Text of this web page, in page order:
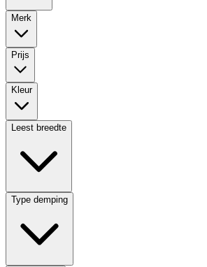
Merk
Prijs
Kleur
Leest breedte
Type demping